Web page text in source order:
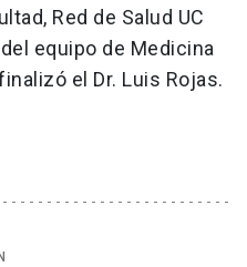
Red de Salud UC
equipo de Medicina
el Dr. Luis Rojas.